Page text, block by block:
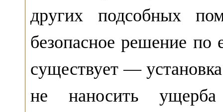
других подсобных
безопасное решение по
существует —
не наносить